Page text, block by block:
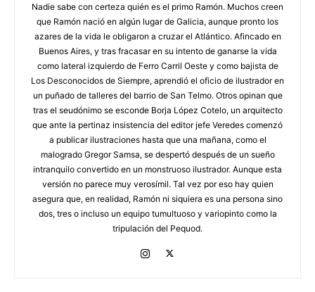
Nadie sabe con certeza quién es el primo Ramón. Muchos creen
que Ramón nació en algún lugar de Galicia, aunque pronto los
azares de la vida le obligaron a cruzar el Atlántico. Afincado en
Buenos Aires, y tras fracasar en su intento de ganarse la vida
como lateral izquierdo de Ferro Carril Oeste y como bajista de
Los Desconocidos de Siempre, aprendió el oficio de ilustrador en
un puñado de talleres del barrio de San Telmo. Otros opinan que
tras el seudónimo se esconde Borja López Cotelo, un arquitecto
que ante la pertinaz insistencia del editor jefe Veredes comenzó
a publicar ilustraciones hasta que una mañana, como el
malogrado Gregor Samsa, se despertó después de un sueño
intranquilo convertido en un monstruoso ilustrador. Aunque esta
versión no parece muy verosímil. Tal vez por eso hay quien
asegura que, en realidad, Ramón ni siquiera es una persona sino
dos, tres o incluso un equipo tumultuoso y variopinto como la
tripulación del Pequod.